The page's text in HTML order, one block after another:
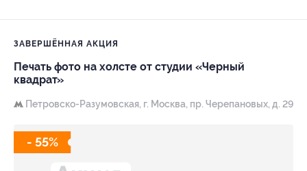
ЗАВЕРШЁННАЯ АКЦИЯ
Печать фото на холсте от студии «Черный
квадрат»
Петровско-Разумовская, г. Москва, пр. Черепановых, д. 29
- 55%